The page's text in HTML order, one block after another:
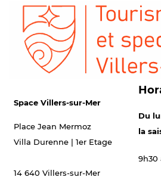
Space Villers-sur-Mer
Place Jean Mermoz
Villa Durenne | 1er Etage
14 640 Villers-sur-Mer
Du
la
9h30